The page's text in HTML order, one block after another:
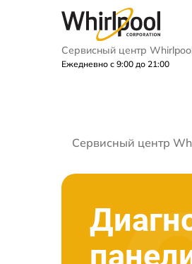
Сервисный центр
Ежедневно с 9:00 до 21:00
Сервисный центр